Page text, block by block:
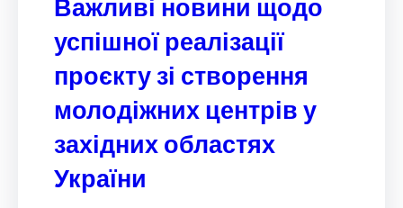
Важливі новини щодо
успішної реалізації
проєкту зі створення
молодіжних центрів у
західних областях
України